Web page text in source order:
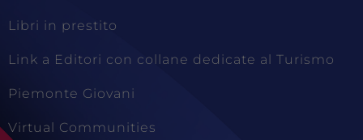
Libri in prestito
Link a Editori con collane dedicate al Turismo
Piemonte Giovani
Virtual Communities